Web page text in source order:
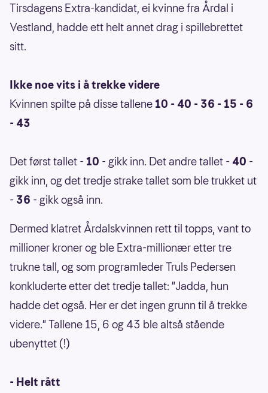
Tirsdagens Extra-kandidat, ei kvinne fra Årdal i
Vestland, hadde ett helt annet drag i spillebrettet
sitt.
Ikke noe vits i å trekke videre
Kvinnen spilte på disse tallene10 - 40 - 36 - 15 - 6
- 43
Det først tallet - 10 - gikk inn. Det andre tallet - 40 -
gikk inn, og det tredje strake tallet som ble trukket ut
- 36 - gikk også inn.
Dermed klatret Årdalskvinnen rett til topps, vant to
millioner kroner og ble Extra-millionær etter tre
trukne tall, og som programleder Truls Pedersen
konkluderte etter det tredje tallet: "Jadda, hun
hadde det også. Her er det ingen grunn til å trekke
videre." Tallene 15, 6 og 43 ble altså stående
ubenyttet (!)
- Helt rått